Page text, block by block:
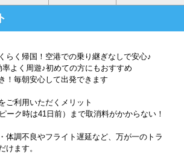
らく帰国！空港での乗り継ぎなしで安心♪
よく周遊♪初めての方にもおすすめ
！毎朝安心して出発できます
ご利用いただくメリット
ーク時は41日前）まで取消料がかからない！
体調不良やフライト遅延など、万が一のトラ
けます。